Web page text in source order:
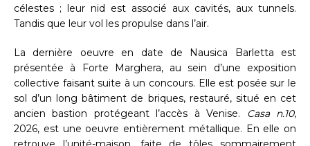
célestes ; leur nid est associé aux cavités, aux tunnels.
Tandis que leur vol les propulse dans l’air.
La dernière oeuvre en date de Nausica Barletta est
présentée à Forte Marghera, au sein d’une exposition
collective faisant suite à un concours. Elle est posée sur le
sol d’un long bâtiment de briques, restauré, situé en cet
ancien bastion protégeant l’accès à Venise. Casa n.10,
2026, est une oeuvre entièrement métallique. En elle on